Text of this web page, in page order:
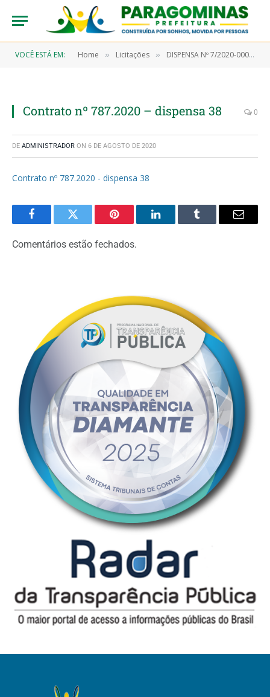
VOCÊ ESTÁ EM: Home » Licitações » DISPENSA Nº 7/2020-00038 (CONTRATAÇÃO DE EMPRESA DE SERVIÇOS FUNERÁRIOS)
Contrato nº 787.2020 – dispensa 38 0
DE ADMINISTRADOR ON 6 DE AGOSTO DE 2020
Contrato nº 787.2020 - dispensa 38
FacebookTwitter Pinterest LinkedInTumblr Email
Comentários estão fechados.